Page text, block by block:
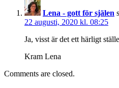
Lena - gott för själen
22 augusti, 2020 kl. 08:25
Ja, visst är det ett härligt
Kram Lena
Comments are closed.